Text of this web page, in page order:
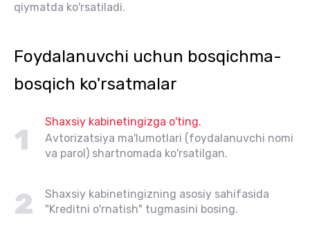
qiymatda ko'rsatiladi.
Foydalanuvchi uchun bosqichma-
bosqich ko'rsatmalar
1
Shaxsiy kabinetingizga o'ting.
Avtorizatsiya ma'lumotlari (foydalanuvchi nomi
va parol) shartnomada ko'rsatilgan.
2
Shaxsiy kabinetingizning asosiy sahifasida
"Kreditni o'rnatish" tugmasini bosing.